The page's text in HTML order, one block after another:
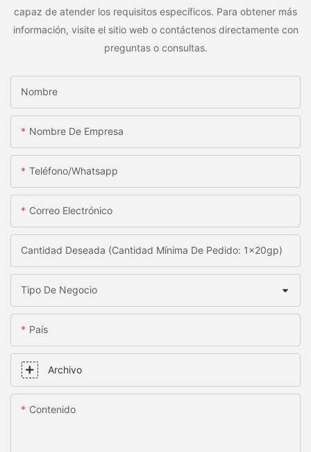
capaz de atender los requisitos específicos. Para obtener más
información, visite el sitio web o contáctenos directamente con
preguntas o consultas.
Nombre
Nombre De Empresa
Teléfono/whatsapp
Correo Electrónico
Cantidad Deseada (Cantidad Mínima De Pedido: 1x20gp)
Tipo De Negocio
País
Archivo
Contenido